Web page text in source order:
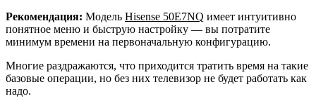
Рекомендация: Модель Hisense 50E7NQ имеет интуитивно
понятное меню и быструю настройку — вы потратите
минимум времени на первоначальную конфигурацию.
Многие раздражаются, что приходится тратить время на такие
базовые операции, но без них телевизор не будет работать как
надо.